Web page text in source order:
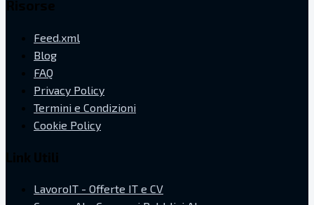
Feed.xml
Blog
FAQ
Privacy Policy
Termini e Condizioni
Cookie Policy
LavoroIT - Offerte IT e CV